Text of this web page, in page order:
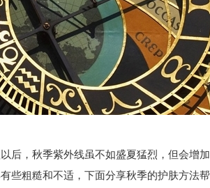
后，秋季紫外线虽不如盛夏猛烈，但会增
些粗糙和不适，下面分享秋季的护肤方法帮